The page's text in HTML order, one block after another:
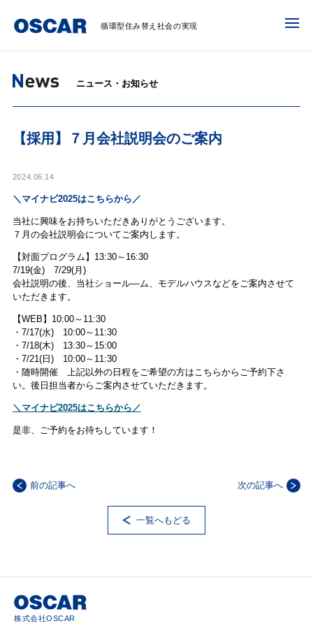
循環型住み替え社会の実現
ニュース・お知らせ
【採用】７月会社説明会のご案内
2024.06.14
＼マイナビ2025はこちらから／
当社に興味をお持ちいただきありがとうございます。
７月の会社説明会についてご案内します。
【対面プログラム】13:30～16:30
7/19(金) 7/29(月)
会社説明の後、当社ショール―ム、モデルハウスなどをご案内させて
いただきます。
【WEB】10:00～11:30
・7/17(水) 10:00～11:30
・7/18(木) 13:30～15:00
・7/21(日) 10:00～11:30
・随時開催 上記以外の日程をご希望の方はこちらからご予約下さ
い。後日担当者からご案内させていただきます。
＼マイナビ2025はこちらから／
是非、ご予約をお待ちしています！
前の記事へ 次の記事へ
一覧へもどる
株式会社OSCAR